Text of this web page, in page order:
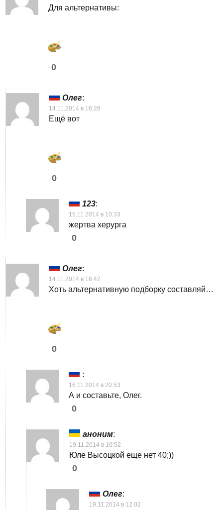
Для альтернативы:
0
Олег:
14.11.2014 в 16:28
Ещё вот
0
123:
15.11.2014 в 10:33
жертва херурга
0
Олег:
14.11.2014 в 16:42
Хоть альтернативную подборку составляй…
0
:
16.11.2014 в 20:53
А и составьте, Олег.
0
аноним:
19.11.2014 в 10:52
Юле Высоцкой еще нет 40;))
0
Олег:
19.11.2014 в 12:02